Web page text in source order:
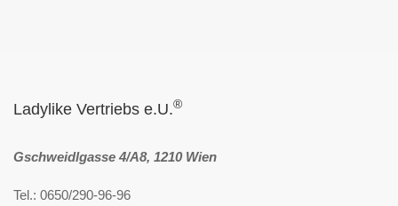
Ladylike Vertriebs e.U.®
Gschweidlgasse 4/A8, 1210 Wien
Tel.: 0650/290-96-96